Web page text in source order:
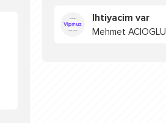
Ihtiyacim var
Mehmet ACIOGLU